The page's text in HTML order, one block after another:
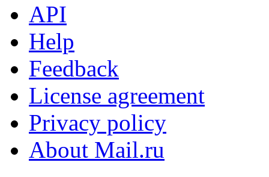
API
Help
Feedback
License agreement
Privacy policy
About Mail.ru